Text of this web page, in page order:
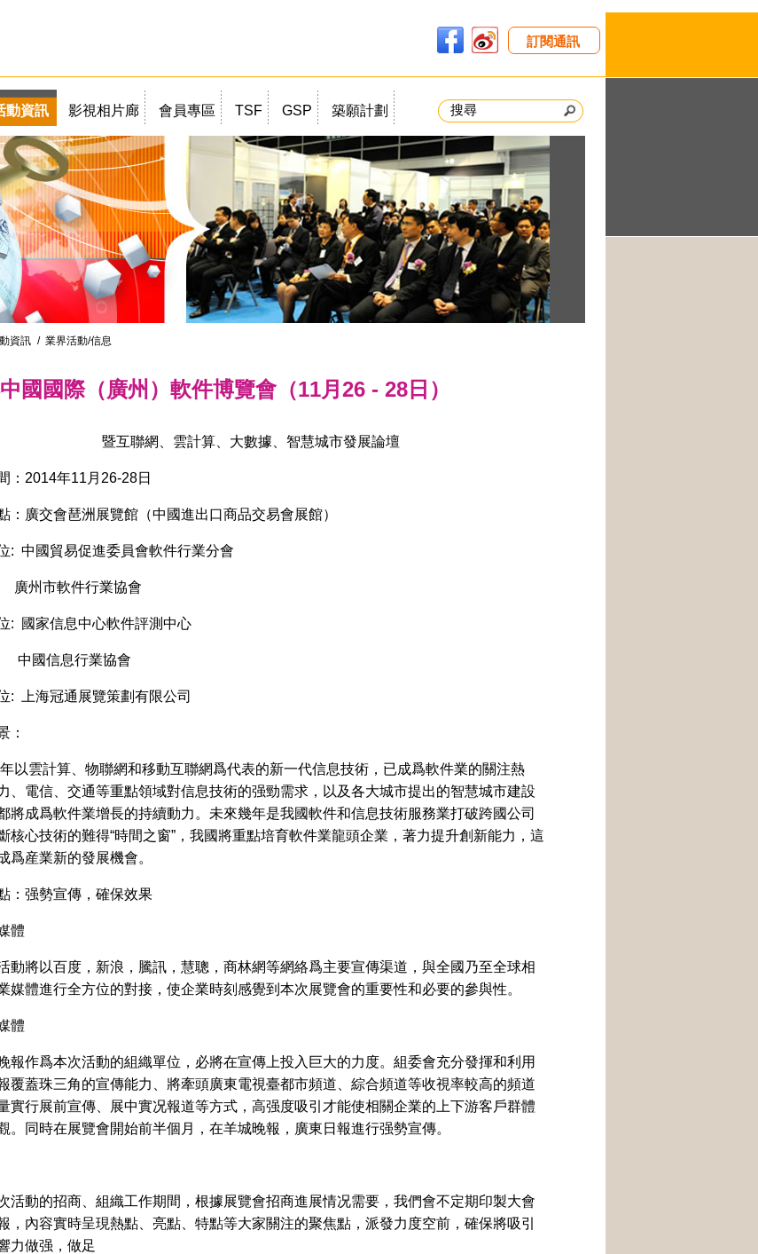
訂閱通訊
動資訊 影視相片廊 會員專區 TSF GSP 築願計劃
資訊 / 業界活動/信息
國國際（廣州）軟件博覽會（11月26 - 28日）
暨互聯網、雲計算、大數據、智慧城市發展論壇
：2014年11月26-28日
：廣交會琶洲展覽館（中國進出口商品交易會展館）
: 中國貿易促進委員會軟件行業分會
軟件行業協會
: 國家信息中心軟件評測中心
信息行業協會
: 上海冠通展覽策劃有限公司
：
以雲計算、物聯網和移動互聯網爲代表的新一代信息技術，已成爲軟件業的關注熱
、電信、交通等重點領域對信息技術的强勁需求，以及各大城市提出的智慧城市建設
將成爲軟件業增長的持續動力。未來幾年是我國軟件和信息技術服務業打破跨國公司
核心技術的難得“時間之窗”，我國將重點培育軟件業龍頭企業，著力提升創新能力，這
爲産業新的發展機會。
：强勢宣傳，確保效果
體
動將以百度，新浪，騰訊，慧聰，商林網等網絡爲主要宣傳渠道，與全國乃至全球相
媒體進行全方位的對接，使企業時刻感覺到本次展覽會的重要性和必要的參與性。
體
報作爲本次活動的組織單位，必將在宣傳上投入巨大的力度。組委會充分發揮和利用
覆蓋珠三角的宣傳能力、將牽頭廣東電視臺都市頻道、綜合頻道等收視率較高的頻道
實行展前宣傳、展中實况報道等方式，高强度吸引才能使相關企業的上下游客戶群體
。同時在展覽會開始前半個月，在羊城晚報，廣東日報進行强勢宣傳。
活動的招商、組織工作期間，根據展覽會招商進展情况需要，我們會不定期印製大會
，內容實時呈現熱點、亮點、特點等大家關注的聚焦點，派發力度空前，確保將吸引
力做强，做足